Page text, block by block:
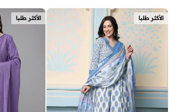
الأكثر طلبا الأكثر طلبا